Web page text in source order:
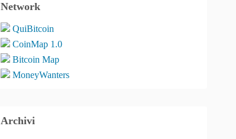
Network
QuiBitcoin
CoinMap 1.0
Bitcoin Map
MoneyWanters
Archivi